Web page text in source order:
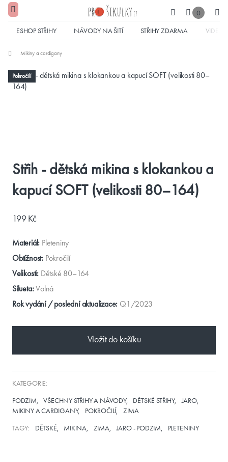
0
ESHOP STŘIHY NÁVODY NA ŠITÍ STŘIHY ZDARMA VIDEA
Mikiny a cardigany
Pokročilí
Střih - dětská mikina s klokankou a
kapucí SOFT (velikosti 80–164)
199 Kč
Materiál: Pleteniny
Obtížnost: Pokročilí
Velikosti: Dětské 80–164
Silueta: Volná
Rok vydání / poslední aktualizace: Q1/2023
Vložit do košíku
KATEGORIE:
PODZIM VŠECHNY STŘIHY A NÁVODY DĚTSKÉ STŘIHY
JARO
MIKINY A CARDIGANY
POKROČILÍ ZIMA
TAGY: DĚTSKÉ MIKINA ZIMA JARO - PODZIM PLETENINY